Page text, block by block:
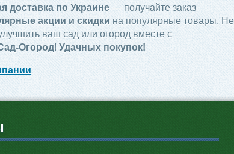
доставка по Украине — получайте заказ
акции и скидкина популярные товары. Не
ваш сад или огород вместе с
Огород!Удачных покупок!